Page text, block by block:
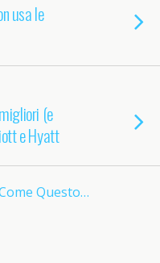
usa le
(e
e Hyatt
Questo…